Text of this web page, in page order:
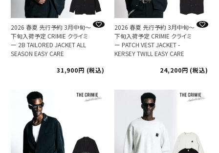
2026 春夏 先行予約 3月中旬～
下旬入荷予定 CRIMIE クライミ
ー 2B TAILORED JACKET ALL
SEASON EASY CARE
31,900
税込
2026 春夏 先行予約 3月中旬～
下旬入荷予定 CRIMIE クライミ
ー PATCH VEST JACKET -
KERSEY TWILL EASY CARE
24,200
税込